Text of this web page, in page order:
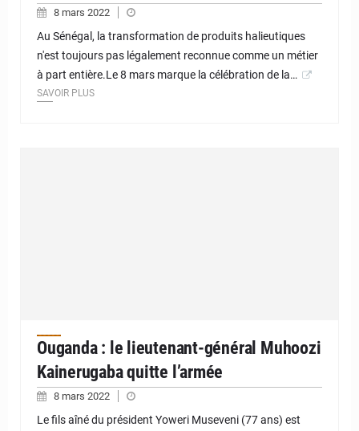
8 mars 2022
Au Sénégal, la transformation de produits halieutiques
n'est toujours pas légalement reconnue comme un métier
à part entière.Le 8 mars marque la célébration de la…
SAVOIR PLUS
Ouganda : le lieutenant-général Muhoozi
Kainerugaba quitte l’armée
8 mars 2022
Le fils aîné du président Yoweri Museveni (77 ans) est